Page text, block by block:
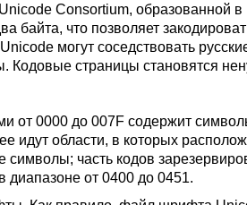
Consortium, образованной в
байта, что позволяет
могут соседствовать
Кодовые страницы становятся
от 0000 до 007F содержит
идут области, в которых
символы; часть кодов
от 0400 до 0451.